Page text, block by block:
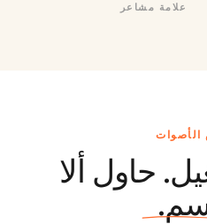
علامة مشاعر
حاول ألا